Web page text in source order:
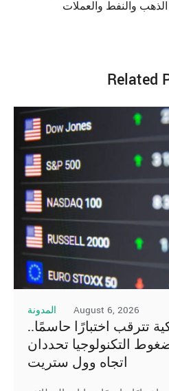
الذهب والنفط والعملات
Related
المدونة August 6, 2026
تترقب اختبارًا حاسمًا..
التكنولوجيا تحددان
اتجاه وول ستريت